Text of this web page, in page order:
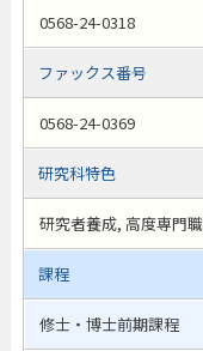
0568-24-0318
ファックス番号
0568-24-0369
研究科特色
研究者養成, 高度専門
課程
修士・博士前期課程